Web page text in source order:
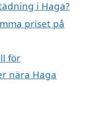
i Haga?
priset på
för
nära Haga